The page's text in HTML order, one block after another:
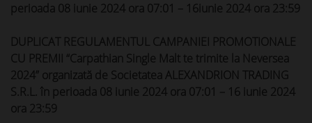
perioada 08 iunie 2024 ora 07:01 – 16iunie 2024 ora 23:59
DUPLICAT REGULAMENTUL CAMPANIEI PROMOTIONALE
CU PREMII “Carpathian Single Malt te trimite la Neversea
2024” organizată de Societatea ALEXANDRION TRADING
S.R.L. în perioada 08 iunie 2024 ora 07:01 – 16 iunie 2024
ora 23:59